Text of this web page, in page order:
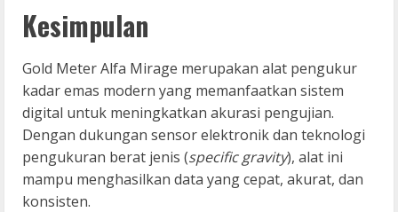
Kesimpulan
Gold Meter Alfa Mirage merupakan alat pengukur
kadar emas modern yang memanfaatkan sistem
digital untuk meningkatkan akurasi pengujian.
Dengan dukungan sensor elektronik dan teknologi
pengukuran berat jenis (specific gravity), alat ini
mampu menghasilkan data yang cepat, akurat, dan
konsisten.